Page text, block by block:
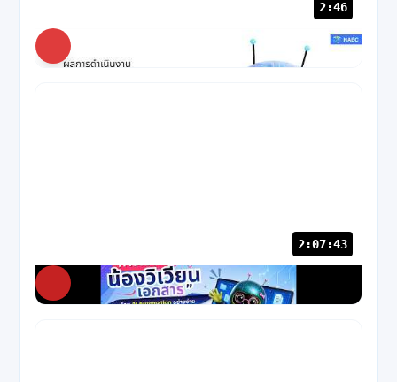
2:46
NABC 36 views · 1 เดือนก่อน
2:07:43
NABC 86 views· 2 เดือนก่อน